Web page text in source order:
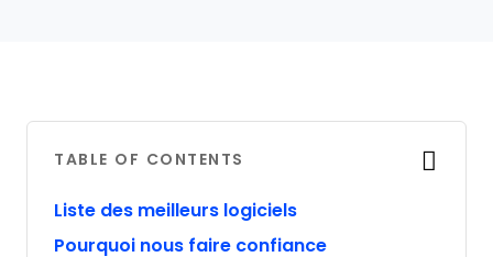
TABLE OF CONTENTS
Liste des meilleurs logiciels
Pourquoi nous faire confiance